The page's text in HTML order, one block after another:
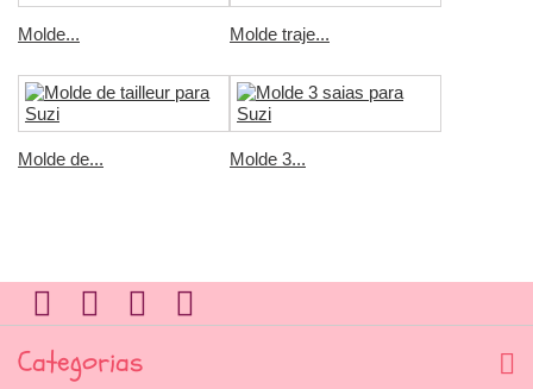
Molde... Molde traje...
Molde de... Molde 3...
Categorias